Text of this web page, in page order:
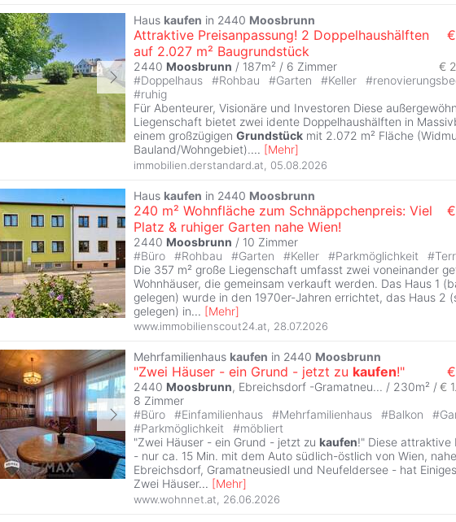
Haus kaufen in 2440 Moosbrunn
Attraktive Preisanpassung! 2 Doppelhaushälften
auf 2.027 m² Baugrundstück
2440 Moosbrunn / 187m² / 6 Zimmer €
#Doppelhaus #Rohbau #Garten #Keller #
#ruhig
Für Abenteurer, Visionäre und Investoren Diese
Liegenschaft bietet zwei idente Doppelhaushälften in
einem großzügigen Grundstück mit 2.072 m² Fläche
Bauland/Wohngebiet).... [Mehr]
immobilien.derstandard.at 05.08.2026
Haus kaufen in 2440 Moosbrunn
240 m² Wohnfläche zum Schnäppchenpreis: Viel
Platz & ruhiger Garten nahe Wien!
2440 Moosbrunn / 10 Zimmer
#Büro #Rohbau #Garten #Keller #Parkmöglichkeit #
Die 357 m² große Liegenschaft umfasst zwei voneinander
Wohnhäuser, die gemeinsam verkauft werden. Das Haus 1
gelegen) wurde in den 1970er-Jahren errichtet, das Haus 2
gelegen) in... [Mehr]
www.immobilienscout24.at 28.07.2026
Mehrfamilienhaus kaufen in 2440 Moosbrunn
"Zwei Häuser - ein Grund - jetzt zu kaufen!"
2440 Moosbrunn, Ebreichsdorf -Gramatneu... / 230m² /
8 Zimmer
€
#Büro #Einfamilienhaus #Mehrfamilienhaus #Balkon #
#Parkmöglichkeit #möbliert
"Zwei Häuser - ein Grund - jetzt zu kaufen!" Diese attraktive
- nur ca. 15 Min. mit dem Auto südlich-östlich von Wien, nahe
Ebreichsdorf, Gramatneusiedl und Neufeldersee - hat
Zwei Häuser... [Mehr]
www.wohnnet.at 26.06.2026